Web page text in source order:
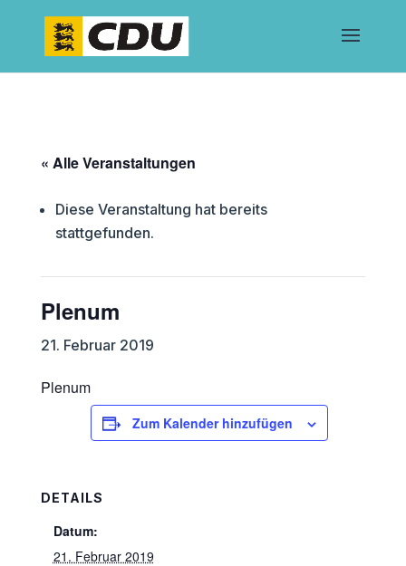
« Alle Veranstaltungen
Diese Veranstaltung hat bereits
stattgefunden.
Plenum
21. Februar 2019
Plenum
Zum Kalender hinzufügen
DETAILS
Datum:
21. Februar 2019